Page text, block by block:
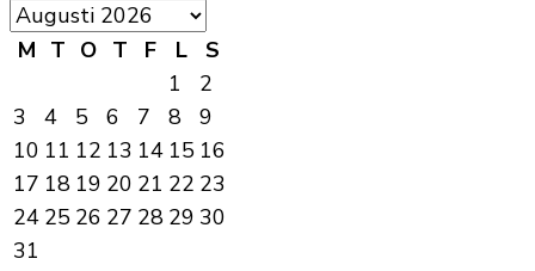
M T O T F L
S
1
2
3
4 5 6 7 8
9
10 11 12 13 14 15 16
17 18 19 20 21 22 23
24 25 26 27 28 29 30
31